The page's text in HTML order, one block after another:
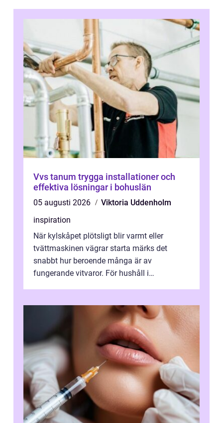
Vvs tanum trygga installationer och
effektiva lösningar i bohuslän
05 augusti 2026
Viktoria Uddenholm
inspiration
När kylskåpet plötsligt blir varmt eller
tvättmaskinen vägrar starta märks det
snabbt hur beroende många är av
fungerande vitvaror. För hushåll i